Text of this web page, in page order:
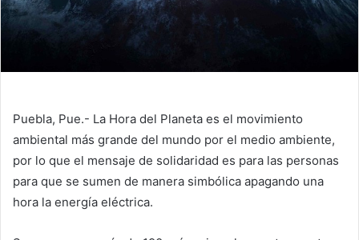
Puebla, Pue.- La Hora del Planeta es el movimiento
ambiental más grande del mundo por el medio ambiente,
por lo que el mensaje de solidaridad es para las personas
para que se sumen de manera simbólica apagando una
hora la energía eléctrica.